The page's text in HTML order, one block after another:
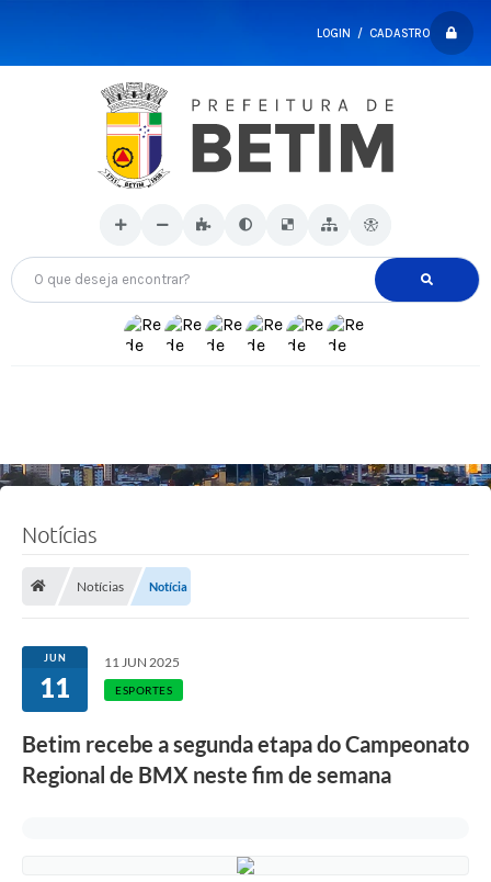
LOGIN / CADASTRO
O que deseja encontrar?
Notícias
Notícias Notícia
JUN
11
11 JUN 2025
ESPORTES
Betim recebe a segunda etapa do Campeonato
Regional de BMX neste fim de semana